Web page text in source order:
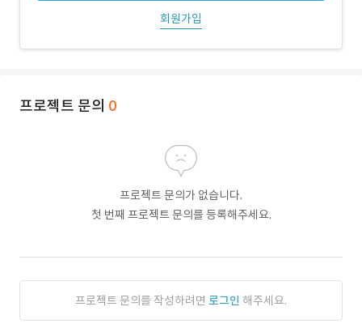
회원가입
프로젝트 문의 0
프로젝트 문의가 없습니다.
첫 번째 프로젝트 문의를 등록해주세요.
프로젝트 문의를 작성하려면 로그인 해주세요.